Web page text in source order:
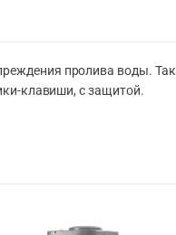
пролива воды.
клавиши, с защитой.